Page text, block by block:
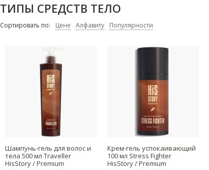
ТИПЫ СРЕДСТВ ТЕЛО
Сортировать по: Цене Алфавиту Популярности
Шампунь-гель для волос и
тела 500 мл Traveller
HisStory / Premium
Крем-гель успокаивающий
100 мл Stress Fighter
HisStory / Premium